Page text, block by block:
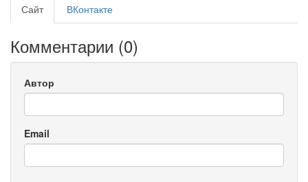
Сайт ВКонтакте
Комментарии (0)
Автор
Email